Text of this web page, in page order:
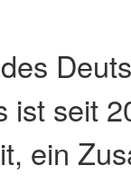
ist seit
ein